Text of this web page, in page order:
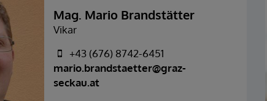
Mag. Mario Brandstätter
Vikar
+43 (676) 8742-6451
mario.brandstaetter@graz-
seckau.at